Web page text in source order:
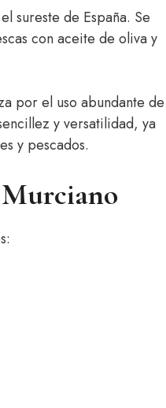
sureste de España. Se
con aceite de oliva y
por el uso abundante de
y versatilidad, ya
y pescados.